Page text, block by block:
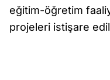
eğitim-öğretim
projeleri istişare